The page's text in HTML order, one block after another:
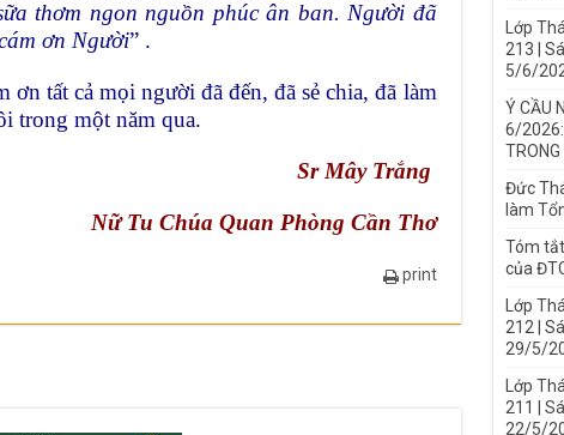
thơm ngon nguồn phúc ân ban. Người đã
ơn Người” .
tất cả mọi người đã đến, đã sẻ chia, đã làm
trong một năm qua.
Sr Mây Trắng
Nữ Tu Chúa Quan Phòng Cần Thơ
print
Lớp
213 |
5/6/
Ý CẦU
6/2026:
Đức
làm
Tóm
của
Lớp
212 |
29/5/
Lớp
211 |
22/5/